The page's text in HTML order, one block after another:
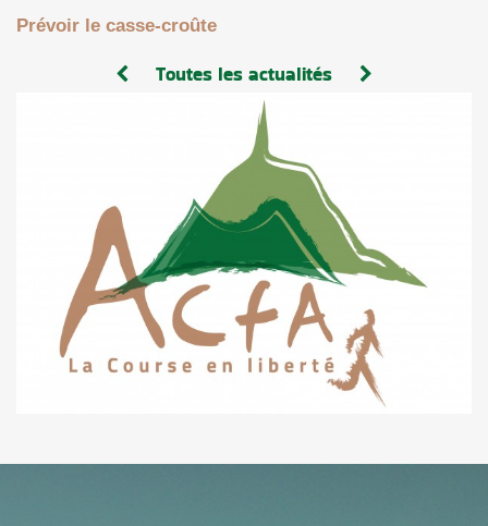
Prévoir le casse-croûte
Toutes les actualités